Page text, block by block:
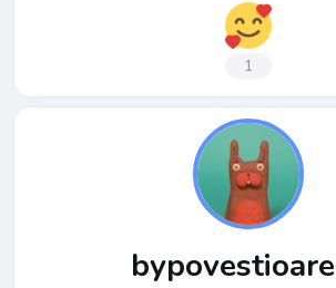
1
bypovestioare